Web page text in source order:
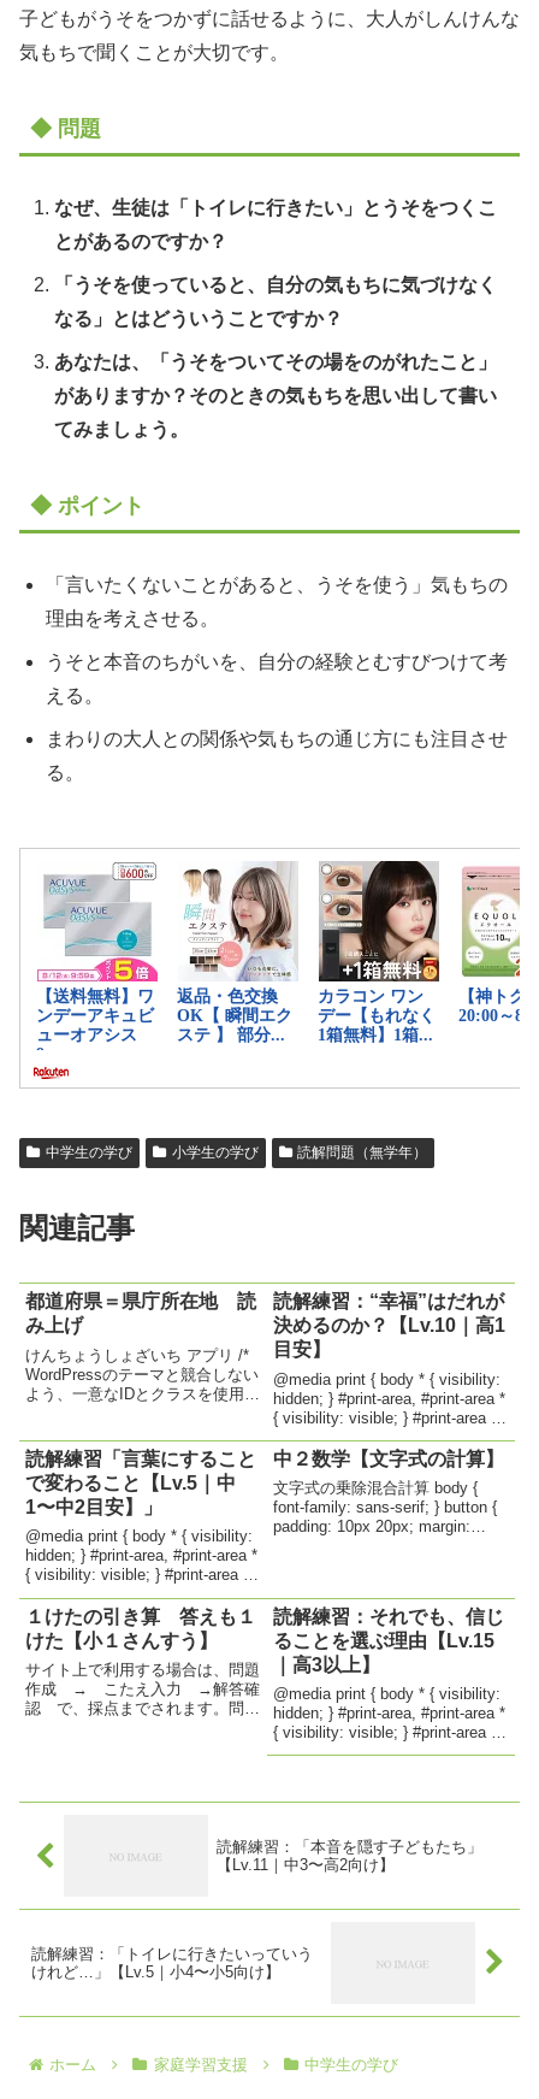
子どもがうそをつかずに話せるように、大人がしんけんな
気もちで聞くことが大切です。
◆ 問題
なぜ、生徒は「トイレに行きたい」とうそをつくこ
とがあるのですか？
「うそを使っていると、自分の気もちに気づけなく
なる」とはどういうことですか？
あなたは、「うそをついてその場をのがれたこと」
がありますか？そのときの気もちを思い出して書い
てみましょう。
◆ ポイント
「言いたくないことがあると、うそを使う」気もちの
理由を考えさせる。
うそと本音のちがいを、自分の経験とむすびつけて考
える。
まわりの大人との関係や気もちの通じ方にも注目させ
る。
中学生の学び 小学生の学び 読解問題（無学年）
関連記事
都道府県＝県庁所在地 読
み上げ
けんちょうしょざいち アプリ /*
WordPressのテーマと競合しない
よう、一意なIDとクラスを使用し
Pr...
読解練習：“幸福”はだれが
決めるのか？【Lv.10｜高1
目安】
@media print { body * { visibility:
hidden; } #print-area, #print-area *
{ visibility: visible; } #print-area {
position...
読解練習「言葉にすること
で変わること【Lv.5｜中
1〜中2目安】」
@media print { body * { visibility:
hidden; } #print-area, #print-area *
{ visibility: visible; } #print-area {
position...
中２数学【文字式の計算】
文字式の乗除混合計算 body {
font-family: sans-serif; } button {
padding: 10px 20px; margin:
１けたの引き算 答えも１
けた【小１さんすう】
サイト上で利用する場合は、問題
作成 → こたえ入力 →解答確
認 で、採点までされます。問題
読解練習：それでも、信じ
ることを選ぶ理由【Lv.15
｜高3以上】
@media print { body * { visibility:
hidden; } #print-area, #print-area *
{ visibility: visible; } #print-area {
position...
読解練習：「本音を隠す子どもたち」
【Lv.11｜中3〜高2向け】
読解練習：「トイレに行きたいっていう
けれど…」【Lv.5｜小4〜小5向け】
ホーム 家庭学習支援 中学生の学び